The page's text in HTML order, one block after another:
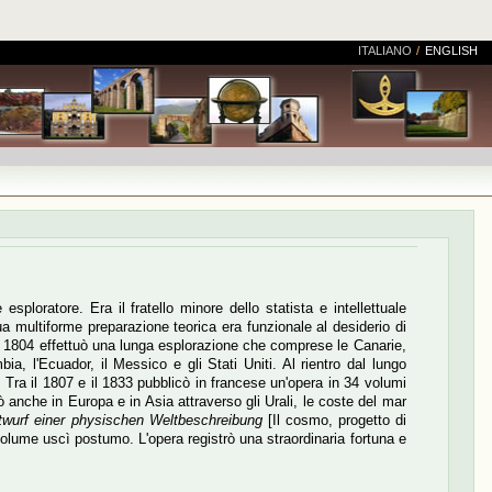
ITALIANO / ENGLISH
Era il fratello minore dello statista e intellettuale
preparazione teorica era funzionale al desiderio di
effettuò una lunga esplorazione che comprese le Canarie,
l'Ecuador, il Messico e gli Stati Uniti. Al rientro dal lungo
il 1807 e il 1833 pubblicò in francese un'opera in 34 volumi
in Europa e in Asia attraverso gli Urali, le coste del mar
einer physischen Weltbeschreibung[Il cosmo, progetto di
uscì postumo. L'opera registrò una straordinaria fortuna e